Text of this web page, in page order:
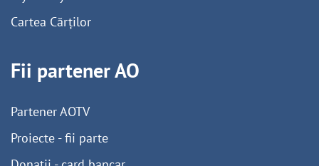
Cartea Cărților
Fii partener AO
Partener AOTV
Proiecte - fii parte